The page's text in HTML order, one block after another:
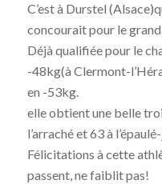
C’est à Durstel
concourait pour le
Déjà qualifiée pour le
-48kg(à Clermont-
en -53kg.
elle obtient une belle
l’arraché et 63 à
Félicitations à cette
passent, ne faiblit pas!